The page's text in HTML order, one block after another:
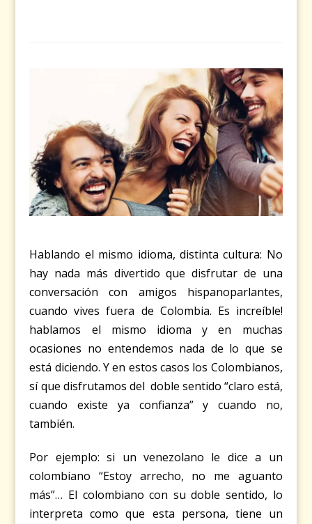
Hablando el mismo idioma, distinta cultura: No
hay nada más divertido que disfrutar de una
conversación con amigos hispanoparlantes,
cuando vives fuera de Colombia. Es increíble!
hablamos el mismo idioma y en muchas
ocasiones no entendemos nada de lo que se
está diciendo. Y en estos casos los Colombianos,
sí que disfrutamos del doble sentido “claro está,
cuando existe ya confianza” y cuando no,
también.
Por ejemplo: si un venezolano le dice a un
colombiano “Estoy arrecho, no me aguanto
más”… El colombiano con su doble sentido, lo
interpreta como que esta persona, tiene un